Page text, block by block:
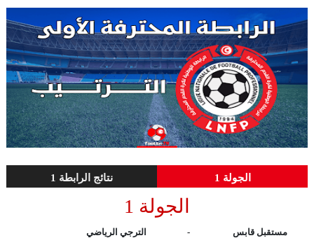
الجولة 1 نتائج الرابطة 1
الجولة 1
مستقبل قابس -